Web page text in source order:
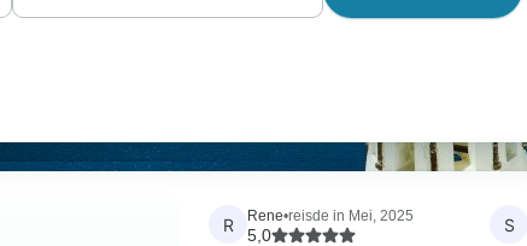
R Rene•reisde in Mei, 2025
5,0
S